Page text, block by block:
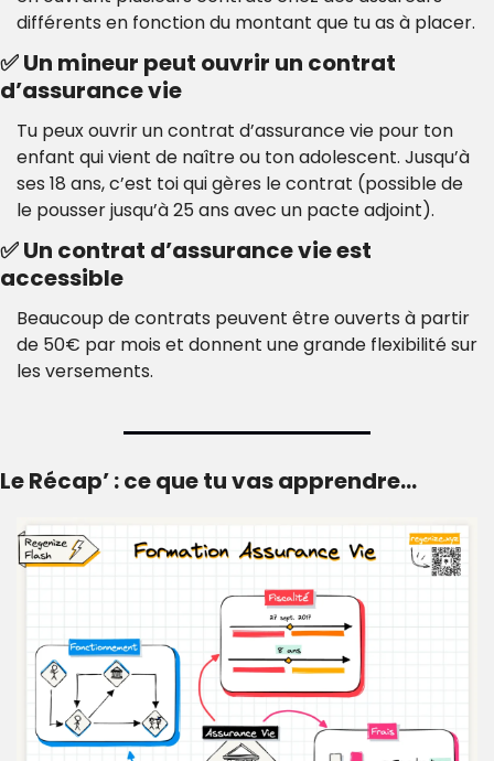
différents en fonction du montant que tu as à placer.
✅ Un mineur peut ouvrir un contrat
d’assurance vie
Tu peux ouvrir un contrat d’assurance vie pour ton
enfant qui vient de naître ou ton adolescent. Jusqu’à
ses 18 ans, c’est toi qui gères le contrat (possible de
le pousser jusqu’à 25 ans avec un pacte adjoint).
✅ Un contrat d’assurance vie est
accessible
Beaucoup de contrats peuvent être ouverts à partir
de 50€ par mois et donnent une grande flexibilité sur
les versements.
Le Récap’ : ce que tu vas apprendre…